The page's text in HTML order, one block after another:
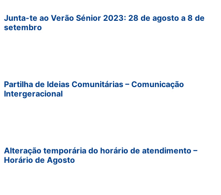
Junta-te ao Verão Sénior 2023: 28 de agosto a 8 de
setembro
Partilha de Ideias Comunitárias – Comunicação
Intergeracional
Alteração temporária do horário de atendimento –
Horário de Agosto